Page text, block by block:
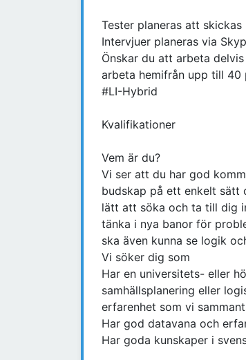
Tester planeras att skickas
Intervjuer planeras via
Önskar du att arbeta
arbeta hemifrån upp till
#LI-Hybrid
Kvalifikationer
Vem är du?
Vi ser att du har god
budskap på ett enkelt sätt
lätt att söka och ta till dig
tänka i nya banor för
ska även kunna se logik
Vi söker dig som
Har en universitets- eller
samhällsplanering eller
erfarenhet som vi
Har god datavana och
Har goda kunskaper i